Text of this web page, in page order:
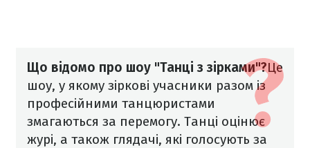
Що відомо про шоу "Танці з зірками"?Це
шоу, у якому зіркові учасники разом із
професійними танцюристами
змагаються за перемогу. Танці оцінює
журі, а також глядачі, які голосують за